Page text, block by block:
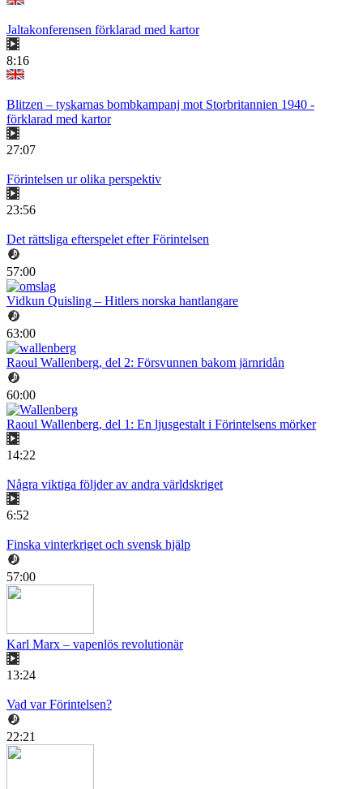
Jaltakonferensen förklarad med kartor
8:16
Blitzen – tyskarnas bombkampanj mot Storbritannien 1940 -
förklarad med kartor
27:07
Förintelsen ur olika perspektiv
23:56
Det rättsliga efterspelet efter Förintelsen
57:00
Vidkun Quisling – Hitlers norska hantlangare
63:00
Raoul Wallenberg, del 2: Försvunnen bakom järnridån
60:00
Raoul Wallenberg, del 1: En ljusgestalt i Förintelsens mörker
14:22
Några viktiga följder av andra världskriget
6:52
Finska vinterkriget och svensk hjälp
57:00
Karl Marx – vapenlös revolutionär
13:24
Vad var Förintelsen?
22:21